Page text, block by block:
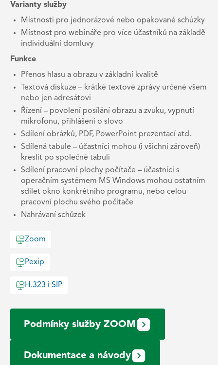
Varianty služby
Místnosti pro jednorázové nebo opakované schůzky
Místnost pro webináře pro více účastníků na základě
individuální domluvy
Funkce
Přenos hlasu a obrazu v základní kvalitě
Textová diskuze – krátké textové zprávy určené všem
nebo jen adresátovi
Řízení – povolení posílání obrazu a zvuku, vypnutí
mikrofonu, přihlášení o slovo
Sdílení obrázků, PDF, PowerPoint prezentací atd.
Sdílená tabule – účastníci mohou (i všichni zároveň)
kreslit po společné tabuli
Sdílení pracovní plochy počítače – účastníci s
operačním systémem MS Windows mohou ostatním
sdílet okno konkrétního programu, nebo celou
pracovní plochu svého počítače
Nahrávaní schůzek
Zoom
Pexip
H.323 i SIP
Podmínky služby ZOOM
Dokumentace a návody